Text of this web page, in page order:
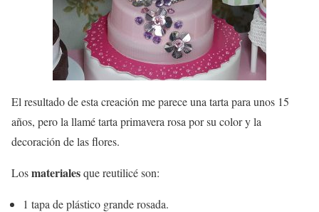
El resultado de esta creación me parece una tarta para unos 15
años, pero la llamé tarta primavera rosa por su color y la
decoración de las flores.
Losmaterialesque reutilicé son:
1 tapa de plástico grande rosada.